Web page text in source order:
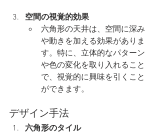
空間の視覚的効果
六角形の天井は、空間に深み
や動きを加える効果がありま
す。特に、立体的なパターン
や色の変化を取り入れること
で、視覚的に興味を引くこと
ができます。
デザイン手法
六角形のタイル